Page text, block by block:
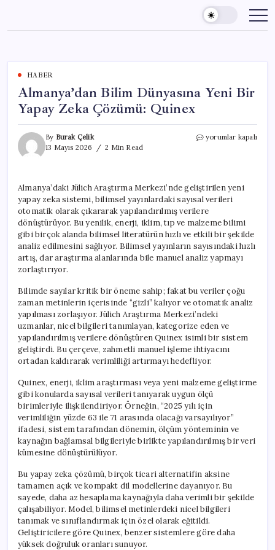
content
HABER
Almanya’dan Bilim Dünyasına Yeni Bir
Yapay Zeka Çözümü: Quinex
By Burak Çelik
13 Mayıs 2026
2 Min Read
Almanya’dan
Yapay
Zeka
Çözümü:
Quinex
için
yorumlar kapalı
Almanya’daki Jülich Araştırma Merkezi’nde geliştirilen yeni
yapay zeka sistemi, bilimsel yayınlardaki sayısal verileri
otomatik olarak çıkararak yapılandırılmış verilere
dönüştürüyor. Bu yenilik, enerji, iklim, tıp ve malzeme bilimi
gibi birçok alanda bilimsel literatürün hızlı ve etkili bir şekilde
analiz edilmesini sağlıyor. Bilimsel yayınların sayısındaki hızlı
artış, dar araştırma alanlarında bile manuel analiz yapmayı
zorlaştırıyor.
Bilimde sayılar kritik bir öneme sahip; fakat bu veriler çoğu
zaman metinlerin içerisinde “gizli” kalıyor ve otomatik analiz
yapılması zorlaşıyor. Jülich Araştırma Merkezi’ndeki
uzmanlar, nicel bilgileri tanımlayan, kategorize eden ve
yapılandırılmış verilere dönüştüren Quinex isimli bir sistem
geliştirdi. Bu çerçeve, zahmetli manuel işleme ihtiyacını
ortadan kaldırarak verimliliği artırmayı hedefliyor.
Quinex, enerji, iklim araştırması veya yeni malzeme geliştirme
gibi konularda sayısal verileri tanıyarak uygun ölçü
birimleriyle ilişkilendiriyor. Örneğin, “2025 yılı için
verimliliğin yüzde 63 ile 71 arasında olacağı varsayılıyor”
ifadesi, sistem tarafından dönemin, ölçüm yönteminin ve
kaynağın bağlamsal bilgileriyle birlikte yapılandırılmış bir veri
kümesine dönüştürülüyor.
Bu yapay zeka çözümü, birçok ticari alternatifin aksine
tamamen açık ve kompakt dil modellerine dayanıyor. Bu
sayede, daha az hesaplama kaynağıyla daha verimli bir şekilde
çalışabiliyor. Model, bilimsel metinlerdeki nicel bilgileri
tanımak ve sınıflandırmak için özel olarak eğitildi.
Geliştiricilere göre Quinex, benzer sistemlere göre daha
yüksek doğruluk oranları sunuyor.